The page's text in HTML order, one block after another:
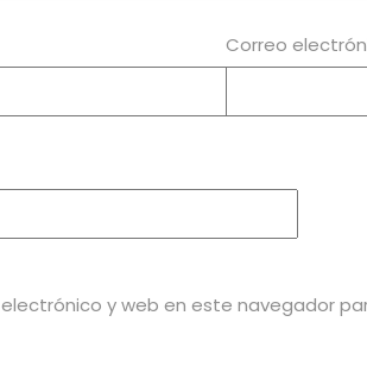
Correo
y web en este navegador